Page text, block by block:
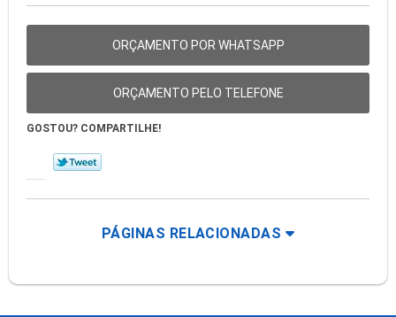
ORÇAMENTO POR WHATSAPP
ORÇAMENTO PELO TELEFONE
GOSTOU? COMPARTILHE!
PÁGINAS RELACIONADAS